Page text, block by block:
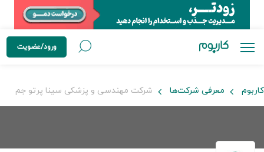
ورود/عضویت
کاربوم معرفی شرکت‌ها شرکت مهندسی و پزشکی سینا پرتو جم